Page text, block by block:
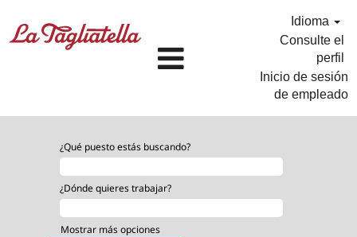
Idioma
Consulte el
perfil
Inicio de sesión
de empleado
¿Qué puesto estás buscando?
¿Dónde quieres trabajar?
Mostrar más opciones